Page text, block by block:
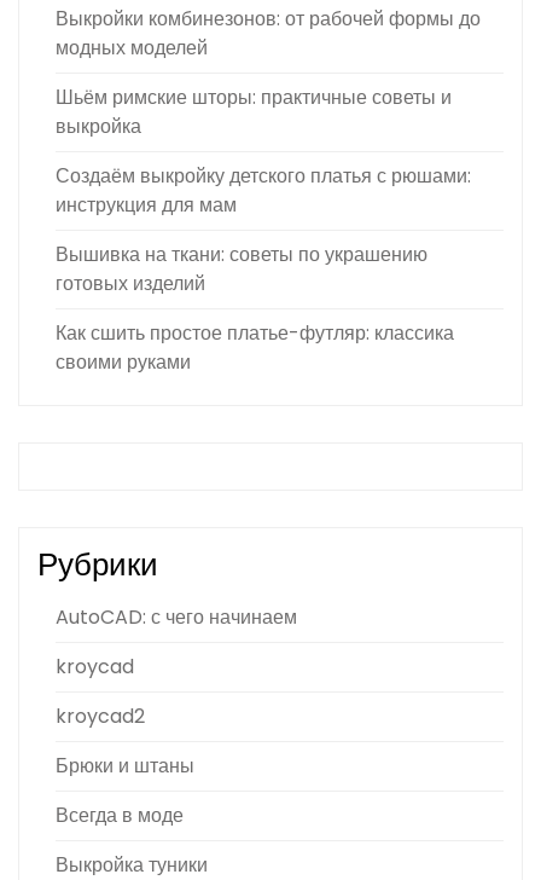
Выкройки комбинезонов: от рабочей формы до
модных моделей
Шьём римские шторы: практичные советы и
выкройка
Создаём выкройку детского платья с рюшами:
инструкция для мам
Вышивка на ткани: советы по украшению
готовых изделий
Как сшить простое платье-футляр: классика
своими руками
Рубрики
AutoCAD: с чего начинаем
kroycad
kroycad2
Брюки и штаны
Всегда в моде
Выкройка туники